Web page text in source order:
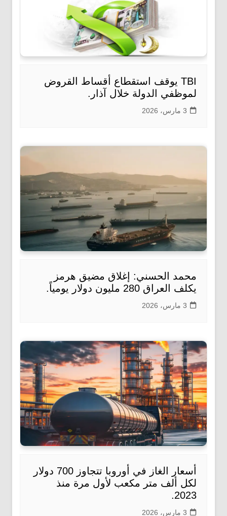
TBI يوقف استقطاع أقساط القروض
لموظفي الدولة خلال آذار.
3 مارس، 2026
محمد الحسني: إغلاق مضيق هرمز
يكلف العراق 280 مليون دولار يومياً.
3 مارس، 2026
أسعار الغاز في أوروبا تتجاوز 700 دولار
لكل ألف متر مكعب لأول مرة منذ
2023.
3 مارس، 2026